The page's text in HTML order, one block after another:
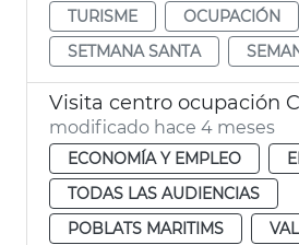
TURISME
OCUPACIÓN
SETMANA SANTA
Visita centro ocupación
modificado hace 4 meses
ECONOMÍA Y EMPLEO
TODAS LAS AUDIENCIAS
POBLATS MARITIMS